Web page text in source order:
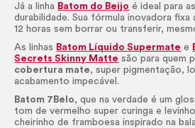
Já a linha Batom do Beijo é ideal para
durabilidade. Sua fórmula inovadora
12 horas sem borrar ou transferir,
As linhas Batom Líquido Supermate e
Secrets Skinny Matte são para quem
cobertura mate, super pigmentação,
acabamento impecável.
Batom 7Belo, que na verdade é um
tom de vermelho super curinga e
cheirinho de framboesa inspirado na